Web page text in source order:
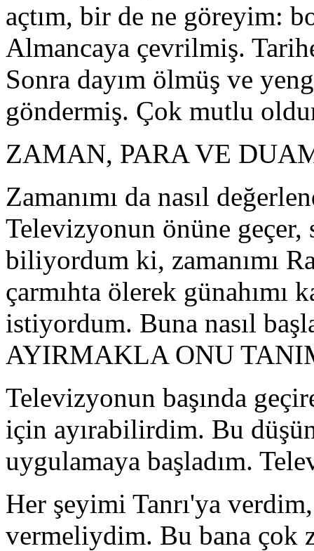
açtım, bir de ne göreyim:
Almancaya çevrilmiş.
Sonra dayım ölmüş ve
göndermiş. Çok mutlu
ZAMAN, PARA VE
Zamanımı da nasıl
Televizyonun önüne geçer,
biliyordum ki, zamanımı
çarmıhta ölerek günahımı
istiyordum. Buna nasıl
AYIRMAKLA ONU
Televizyonun başında
için ayırabilirdim. Bu
uygulamaya başladım.
Her şeyimi Tanrı'ya
vermeliydim. Bu bana çok